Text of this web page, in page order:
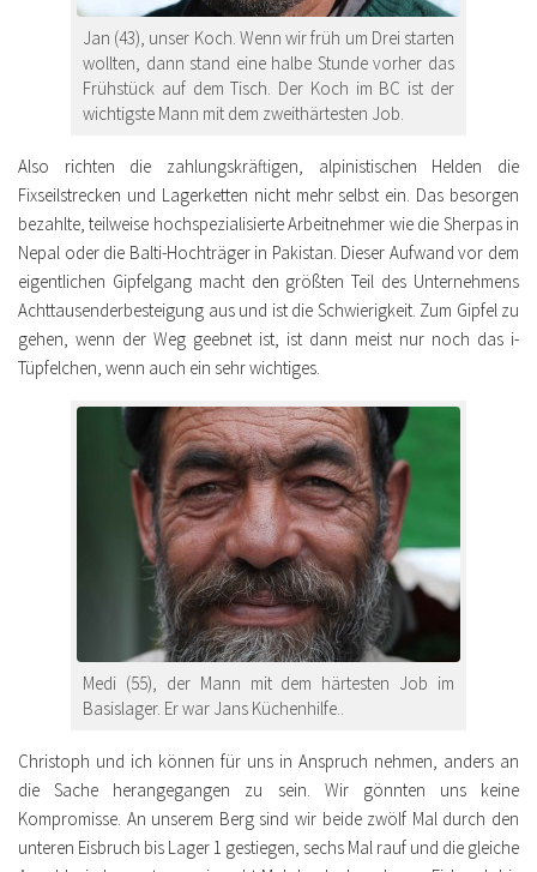
Jan (43), unser Koch. Wenn wir früh um Drei starten
wollten, dann stand eine halbe Stunde vorher das
Frühstück auf dem Tisch. Der Koch im BC ist der
wichtigste Mann mit dem zweithärtesten Job.
Also richten die zahlungskräftigen, alpinistischen Helden die
Fixseilstrecken und Lagerketten nicht mehr selbst ein. Das besorgen
bezahlte, teilweise hochspezialisierte Arbeitnehmer wie die Sherpas in
Nepal oder die Balti-Hochträger in Pakistan. Dieser Aufwand vor dem
eigentlichen Gipfelgang macht den größten Teil des Unternehmens
Achttausenderbesteigung aus und ist die Schwierigkeit. Zum Gipfel zu
gehen, wenn der Weg geebnet ist, ist dann meist nur noch das i-
Tüpfelchen, wenn auch ein sehr wichtiges.
Medi (55), der Mann mit dem härtesten Job im
Basislager. Er war Jans Küchenhilfe..
Christoph und ich können für uns in Anspruch nehmen, anders an
die Sache herangegangen zu sein. Wir gönnten uns keine
Kompromisse. An unserem Berg sind wir beide zwölf Mal durch den
unteren Eisbruch bis Lager 1 gestiegen, sechs Mal rauf und die gleiche